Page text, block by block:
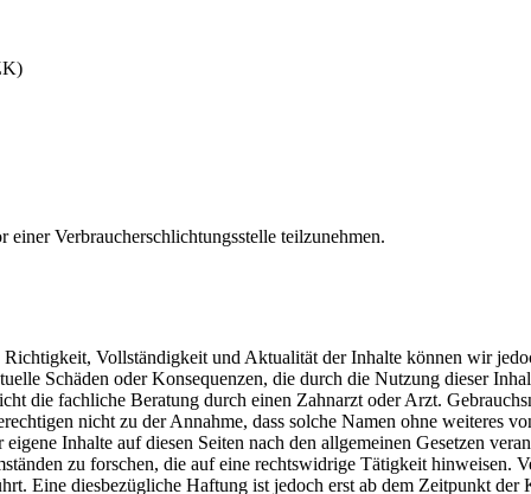
Verbraucherschlichtungsstelle teilzunehmen.
Vollständigkeit und Aktualität der Inhalte können wir
Schäden oder Konsequenzen, die durch die Nutzung dieser
die fachliche Beratung durch einen Zahnarzt oder Arzt.
nicht zu der Annahme, dass solche Namen ohne weiteres
Inhalte auf diesen Seiten nach den allgemeinen Gesetzen
zu forschen, die auf eine rechtswidrige Tätigkeit
Eine diesbezügliche Haftung ist jedoch erst ab dem Zeitpunkt